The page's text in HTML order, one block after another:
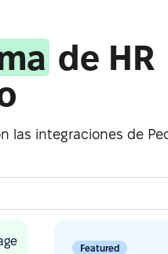
de HR
las integraciones de
Featured